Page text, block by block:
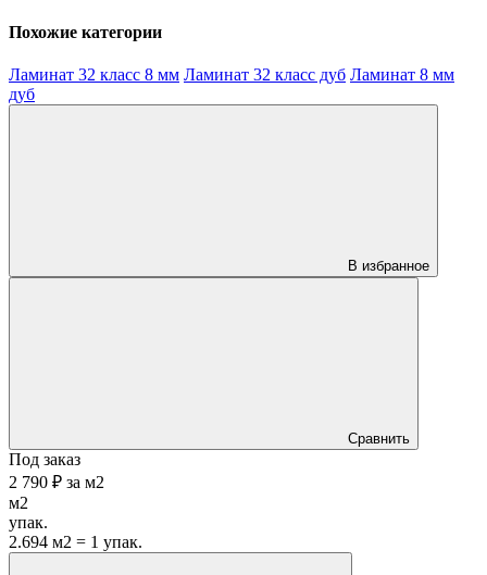
Похожие категории
Ламинат 32 класс 8 мм Ламинат 32 класс дуб Ламинат 8 мм
дуб
В избранное
Сравнить
Под заказ
2 790 ₽ за м2
м2
упак.
2.694 м2 = 1 упак.